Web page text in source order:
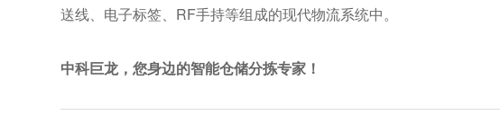
送线、电子标签、RF手持等组成的现代物流系统中。
中科巨龙，您身边的智能仓储分拣专家！